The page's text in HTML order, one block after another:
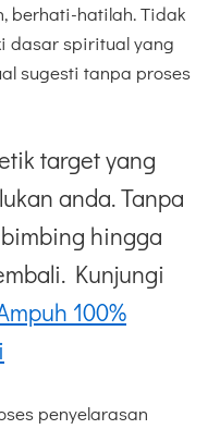
berhati-hatilah. Tidak
dasar spiritual yang
sugesti tanpa proses
target yang
anda. Tanpa
hingga
Kunjungi
100%
penyelarasan